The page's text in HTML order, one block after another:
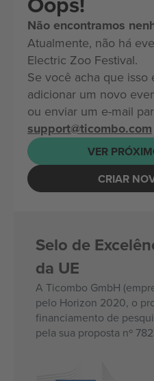
Não encontramos
Atualmente, não há
Electric Zoo Festival.
Se você acha que
adicionar um novo
ou enviar um e-mail
support@ticombo.com
VER
CRIAR
Selo de
da UE
A Ticombo GmbH
pelo Horizon 2020, o
financiamento de
pela sua proposta nº